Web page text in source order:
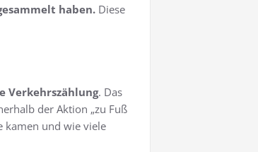
haben. Diese
Verkehrszählung. Das
der Aktion „zu Fuß
kamen und wie viele